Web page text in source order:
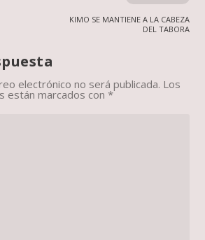
KIMO SE MANTIENE A LA CABEZA
DEL TABORA
electrónico no será publicada. Los
están marcados con*